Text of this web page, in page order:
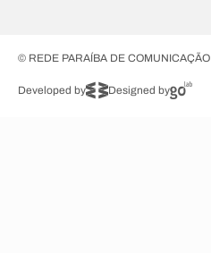
© REDE PARAÍBA DE COMUNICAÇÃO
Developed by Designed by